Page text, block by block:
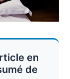
en
de